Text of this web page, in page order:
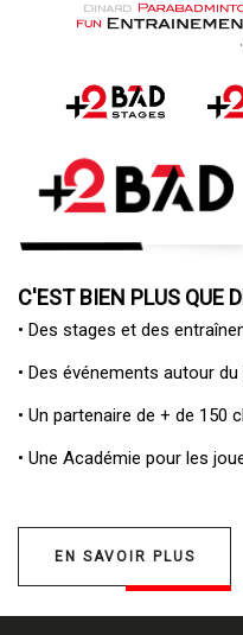
C'EST BIEN PLUS QUE
• Des stages et des
• Des événements autour
• Un partenaire de + de 150
• Une Académie pour les
EN SAVOIR PLUS